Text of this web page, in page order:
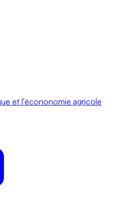
et l'écononomie agricole